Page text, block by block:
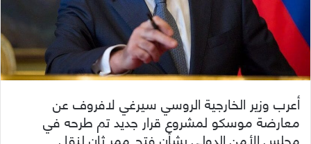
أعرب وزير الخارجية الروسي سيرغي لافروف عن
معارضة موسكو لمشروع قرار جديد تم طرحه في
مجلس الأمن الدولي بشأن فتح ممر ثان لنقل